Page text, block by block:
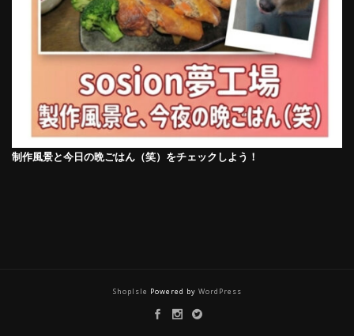
制作風景と今日の晩ごはん（笑）をチェックしよう！
ShopIsle Powered by WordPress